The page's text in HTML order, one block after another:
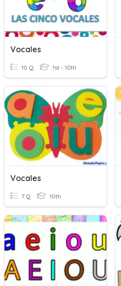
Vocales
10 Q 1st - 10th
Vocales
7 Q 10th